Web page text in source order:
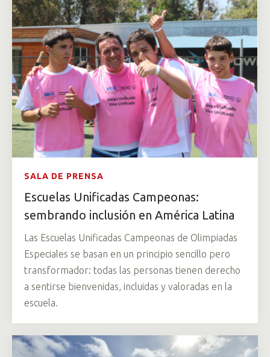
SALA DE PRENSA
Escuelas Unificadas Campeonas:
sembrando inclusión en América Latina
Las Escuelas Unificadas Campeonas de Olimpiadas
Especiales se basan en un principio sencillo pero
transformador: todas las personas tienen derecho
a sentirse bienvenidas, incluidas y valoradas en la
escuela.